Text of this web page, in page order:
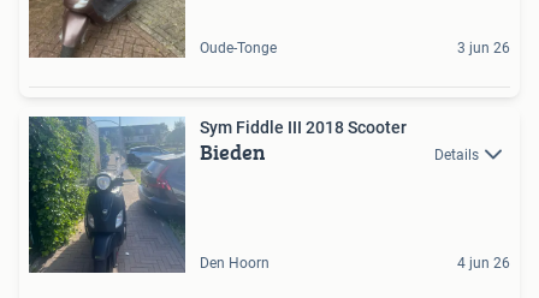
Oude-Tonge 3 jun 26
Sym Fiddle III 2018 Scooter
Bieden Details
Den Hoorn 4 jun 26